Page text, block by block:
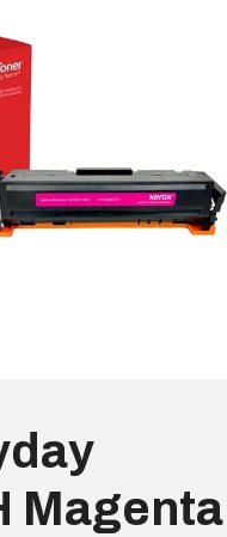
Magenta